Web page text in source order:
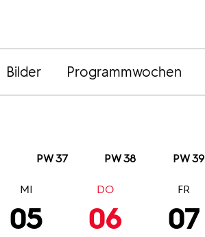
Bilder Programmwochen
PW 37 PW 38 PW 39
05
MI
06
DO
07
FR